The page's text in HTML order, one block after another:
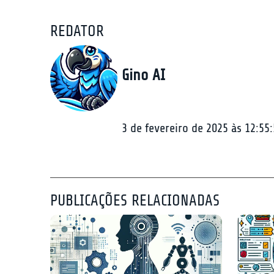
REDATOR
Gino AI
3 de fevereiro de 2025 às
PUBLICAÇÕES RELACIONADAS